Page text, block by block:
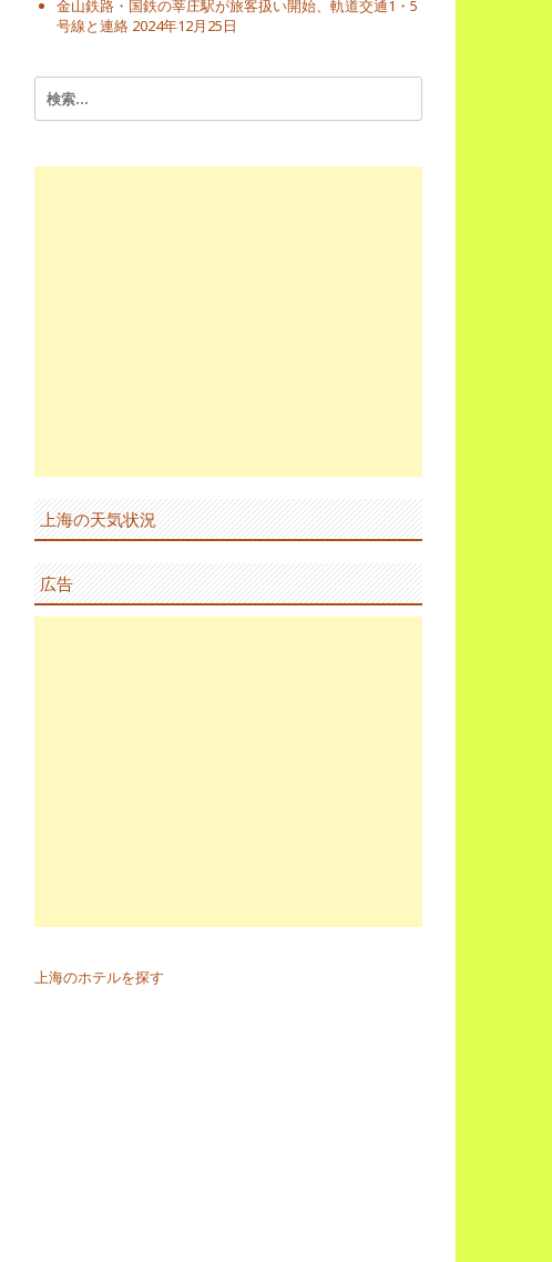
金山鉄路・国鉄の莘庄駅が旅客扱い開始、軌道交通1・5
号線と連絡 2024年12月25日
検
索:
上海の天気状況
広告
上海のホテルを探す